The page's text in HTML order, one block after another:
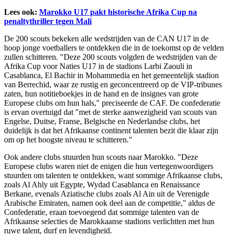
Lees ook: Marokko U17 pakt historische Afrika Cup na
penaltythriller tegen Mali
De 200 scouts bekeken alle wedstrijden van de CAN U17 in de
hoop jonge voetballers te ontdekken die in de toekomst op de velden
zullen schitteren. "Deze 200 scouts volgden de wedstrijden van de
Afrika Cup voor Naties U17 in de stadions Larbi Zaouli in
Casablanca, El Bachir in Mohammedia en het gemeentelijk stadion
van Berrechid, waar ze rustig en geconcentreerd op de VIP-tribunes
zaten, hun notitieboekjes in de hand en de insignes van grote
Europese clubs om hun hals," preciseerde de CAF. De confederatie
is ervan overtuigd dat "met de sterke aanwezigheid van scouts van
Engelse, Duitse, Franse, Belgische en Nederlandse clubs, het
duidelijk is dat het Afrikaanse continent talenten bezit die klaar zijn
om op het hoogste niveau te schitteren."
Ook andere clubs stuurden hun scouts naar Marokko. "Deze
Europese clubs waren niet de enigen die hun vertegenwoordigers
stuurden om talenten te ontdekken, want sommige Afrikaanse clubs,
zoals Al Ahly uit Egypte, Wydad Casablanca en Renaissance
Berkane, evenals Aziatische clubs zoals Al Ain uit de Verenigde
Arabische Emiraten, namen ook deel aan de competitie," aldus de
Confederatie, eraan toevoegend dat sommige talenten van de
Afrikaanse selecties de Marokkaanse stadions verlichtten met hun
ruwe talent, durf en levendigheid.